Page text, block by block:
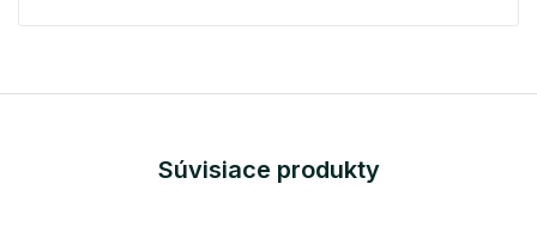
Súvisiace produkty